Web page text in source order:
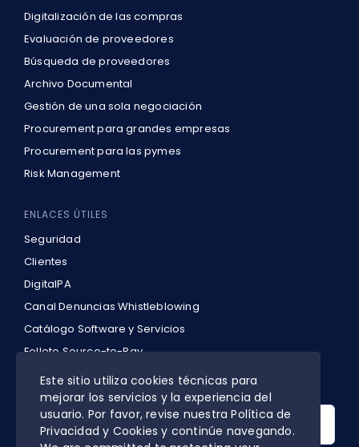
Digitalización de las compras
Evaluación de proveedores
Búsqueda de proveedores
Archivo Documental
Gestión de una sola negociación
Procurement para grandes empresas
Procurement para las pymes
Risk Management
ENLACES ÚTILES
Seguridad
Clientes
DigitalPA
Canal Denuncias Whistleblowing
Catálogo Software y Servicios
Folleto Source-to-Pay
Política de privacidad y cookies
Search
for:
Este sitio utiliza cookies técnicas para
mejorar los servicios y la experiencia del
usuario. Por favor, revise nuestra Política de
Privacidad y Cookies y continúe navegando.